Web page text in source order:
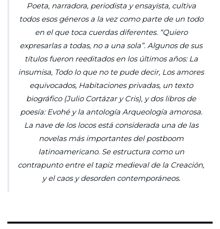
Poeta, narradora, periodista y ensayista, cultiva
todos esos géneros a la vez como parte de un todo
en el que toca cuerdas diferentes. “Quiero
expresarlas a todas, no a una sola”. Algunos de sus
títulos fueron reeditados en los últimos años: La
insumisa, Todo lo que no te pude decir, Los amores
equivocados, Habitaciones privadas, un texto
biográfico (Julio Cortázar y Cris), y dos libros de
poesía: Evohéy la antología Arqueología amorosa.
La nave de los locosestá considerada una de las
novelas más importantes delpostboom
latinoamericano. Se estructura como un
contrapunto entre el tapiz medieval de la Creación,
y el caos y desorden contemporáneos.